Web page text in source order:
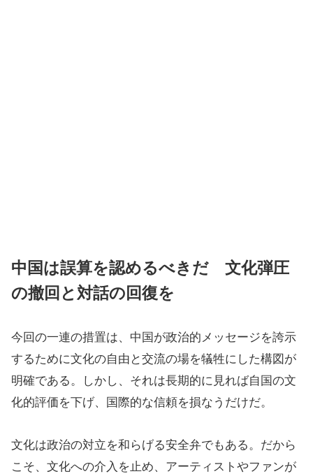
中国は誤算を認めるべきだ 文化弾圧
の撤回と対話の回復を
今回の一連の措置は、中国が政治的メッセージを誇示
するために文化の自由と交流の場を犠牲にした構図が
明確である。しかし、それは長期的に見れば自国の文
化的評価を下げ、国際的な信頼を損なうだけだ。
文化は政治の対立を和らげる安全弁でもある。だから
こそ、文化への介入を止め、アーティストやファンが